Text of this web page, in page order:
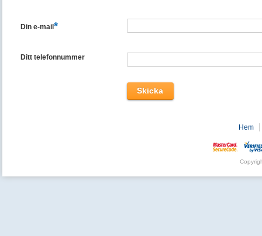
Din e-mail*
Ditt telefonnummer
Hem